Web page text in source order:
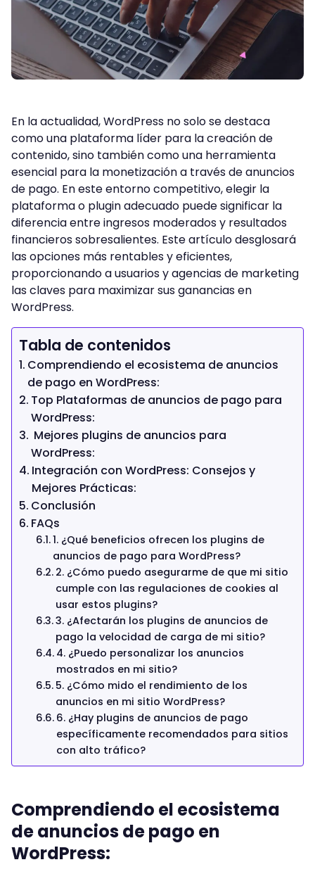
En la actualidad, WordPress no solo se destaca
como una plataforma líder para la creación de
contenido, sino también como una herramienta
esencial para la monetización a través de anuncios
de pago. En este entorno competitivo, elegir la
plataforma o plugin adecuado puede significar la
diferencia entre ingresos moderados y resultados
financieros sobresalientes. Este artículo desglosará
las opciones más rentables y eficientes,
proporcionando a usuarios y agencias de marketing
las claves para maximizar sus ganancias en
WordPress.
Tabla de contenidos
Comprendiendo el ecosistema de anuncios
de pago en WordPress:
Top Plataformas de anuncios de pago para
WordPress:
Mejores plugins de anuncios para
WordPress:
Integración con WordPress: Consejos y
Mejores Prácticas:
Conclusión
FAQs
1. ¿Qué beneficios ofrecen los plugins de
anuncios de pago para WordPress?
2. ¿Cómo puedo asegurarme de que mi sitio
cumple con las regulaciones de cookies al
usar estos plugins?
3. ¿Afectarán los plugins de anuncios de
pago la velocidad de carga de mi sitio?
4. ¿Puedo personalizar los anuncios
mostrados en mi sitio?
5. ¿Cómo mido el rendimiento de los
anuncios en mi sitio WordPress?
6. ¿Hay plugins de anuncios de pago
específicamente recomendados para sitios
con alto tráfico?
Comprendiendo el ecosistema
de anuncios de pago en
WordPress: